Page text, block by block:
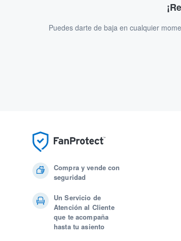
Puedes darte de baja en cualquier
Compra y vende con
seguridad
Un Servicio de
Atención al Cliente
que te acompaña
hasta tu asiento